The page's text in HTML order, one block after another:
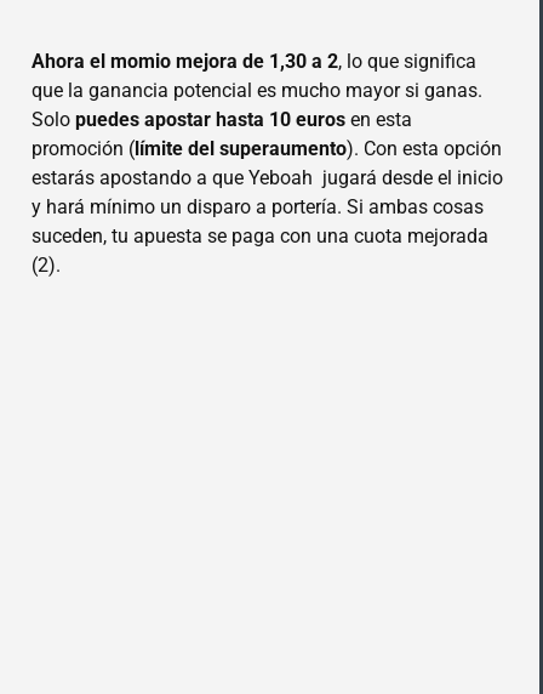
Ahora el momio mejora de 1,30 a 2, lo que significa
que la ganancia potencial es mucho mayor si ganas.
Solopuedes apostar hasta 10 euros en esta
promoción ( límite del superaumento). Con esta opción
estarás apostando a que Yeboah jugará desde el inicio
y hará mínimo un disparo a portería. Si ambas cosas
suceden, tu apuesta se paga con una cuota mejorada
(2).